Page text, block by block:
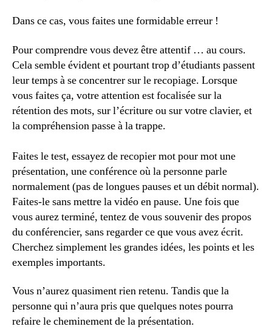
Dans ce cas, vous faites une formidable erreur !
Pour comprendre vous devez être attentif … au cours.
Cela semble évident et pourtant trop d’étudiants passent
leur temps à se concentrer sur le recopiage. Lorsque
vous faites ça, votre attention est focalisée sur la
rétention des mots, sur l’écriture ou sur votre clavier, et
la compréhension passe à la trappe.
Faites le test, essayez de recopier mot pour mot une
présentation, une conférence où la personne parle
normalement (pas de longues pauses et un débit normal).
Faites-le sans mettre la vidéo en pause. Une fois que
vous aurez terminé, tentez de vous souvenir des propos
du conférencier, sans regarder ce que vous avez écrit.
Cherchez simplement les grandes idées, les points et les
exemples importants.
Vous n’aurez quasiment rien retenu. Tandis que la
personne qui n’aura pris que quelques notes pourra
refaire le cheminement de la présentation.